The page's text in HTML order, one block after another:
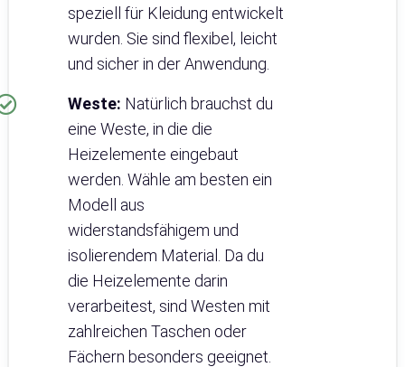
speziell für Kleidung entwickelt
wurden. Sie sind flexibel, leicht
und sicher in der Anwendung.
Weste: Natürlich brauchst du
eine Weste, in die die
Heizelemente eingebaut
werden. Wähle am besten ein
Modell aus
widerstandsfähigem und
isolierendem Material. Da du
die Heizelemente darin
verarbeitest, sind Westen mit
zahlreichen Taschen oder
Fächern besonders geeignet.